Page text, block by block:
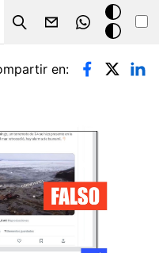
Search
Modo
oscuro
en: